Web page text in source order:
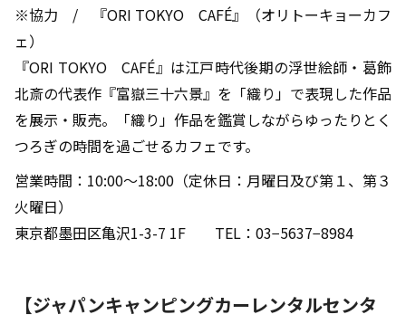
※協力 / 『ORI TOKYO CAFÉ』（オリトーキョーカフ
ェ）
『ORI TOKYO CAFÉ』は江戸時代後期の浮世絵師・葛飾
北斎の代表作『富嶽三十六景』を「織り」で表現した作品
を展示・販売。「織り」作品を鑑賞しながらゆったりとく
つろぎの時間を過ごせるカフェです。
営業時間：10:00～18:00（定休日：月曜日及び第１、第３
火曜日）
東京都墨田区亀沢1-3-7 1F TEL：03−5637−8984
【ジャパンキャンピングカーレンタルセンタ